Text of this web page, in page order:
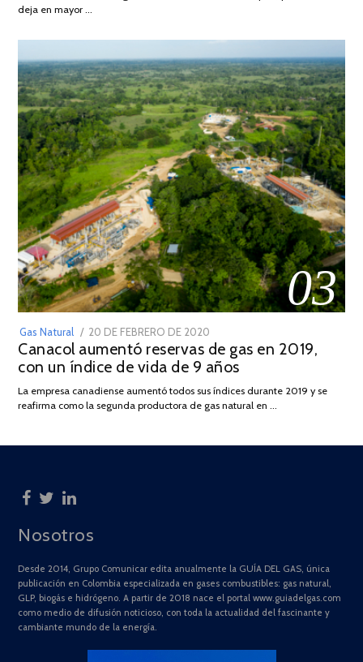
DE
deja en mayor …
03
Gas Natural
POSTED
ON
20 DE FEBRERO DE 2020
DE
JULIO
2025
Canacol aumentó reservas de gas en 2019,
con un índice de vida de 9 años
La empresa canadiense aumentó todos sus índices durante 2019 y se
reafirma como la segunda productora de gas natural en …
Nosotros
Desde 2014, Grupo Comunicar edita anualmente la GUÍA DEL GAS, única
publicación en Colombia especializada en gases combustibles: gas natural,
GLP, biogás e hidrógeno. A partir de 2018 nace el portal www.guiadelgas.com
como medio de difusión noticioso, con toda la actualidad del fascinante y
cambiante mundo de la energía.